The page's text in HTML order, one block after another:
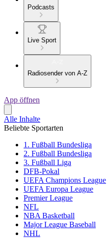
Podcasts
Live Sport
Radiosender von A-Z
App öffnen
Alle Inhalte
Beliebte Sportarten
1. Fußball Bundesliga
2. Fußball Bundesliga
3. Fußball Liga
DFB-Pokal
UEFA Champions League
UEFA Europa League
Premier League
NFL
NBA Basketball
Major League Baseball
NHL